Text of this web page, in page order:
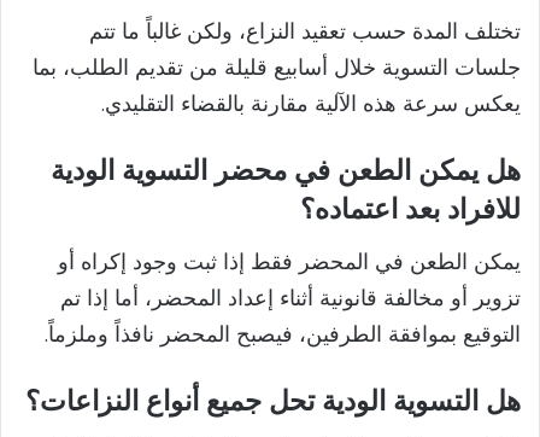
تختلف المدة حسب تعقيد النزاع، ولكن غالباً ما تتم
جلسات التسوية خلال أسابيع قليلة من تقديم الطلب، بما
يعكس سرعة هذه الآلية مقارنة بالقضاء التقليدي.
هل يمكن الطعن في محضر التسوية الودية
للافراد بعد اعتماده؟
يمكن الطعن في المحضر فقط إذا ثبت وجود إكراه أو
تزوير أو مخالفة قانونية أثناء إعداد المحضر، أما إذا تم
التوقيع بموافقة الطرفين، فيصبح المحضر نافذاً وملزماً.
هل التسوية الودية تحل جميع أنواع النزاعات؟